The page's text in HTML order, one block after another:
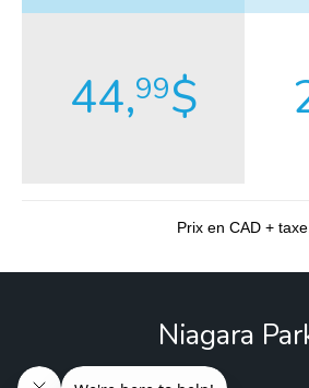
$
44,99
Prix en CAD + taxe.
Niagara